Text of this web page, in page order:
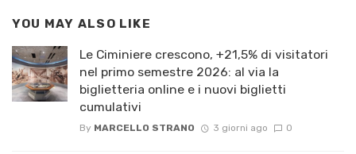
YOU MAY ALSO LIKE
Le Ciminiere crescono, +21,5% di visitatori
nel primo semestre 2026: al via la
biglietteria online e i nuovi biglietti
cumulativi
By MARCELLO STRANO 3 giorni ago 0